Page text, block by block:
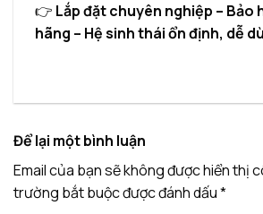
👉 Lắp đặt chuyên nghiệp – Bảo
hãng – Hệ sinh thái ổn định, dễ
Để lại một bình luận
Email của bạn sẽ không được hiển thị
trường bắt buộc được đánh dấu*